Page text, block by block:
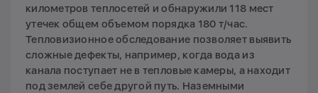
километров теплосетей и обнаружили 118 мест
утечек общем объемом порядка 180 т/час.
Тепловизионное обследование позволяет выявить
сложные дефекты, например, когда вода из
канала поступает не в тепловые камеры, а находит
под землей себе другой путь. Наземными